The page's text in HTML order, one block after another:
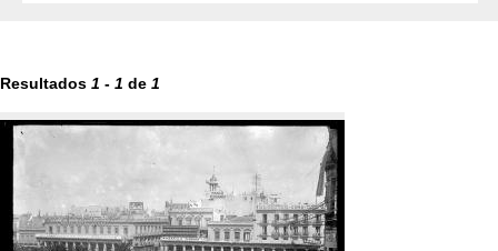
Resultados 1 - 1 de 1